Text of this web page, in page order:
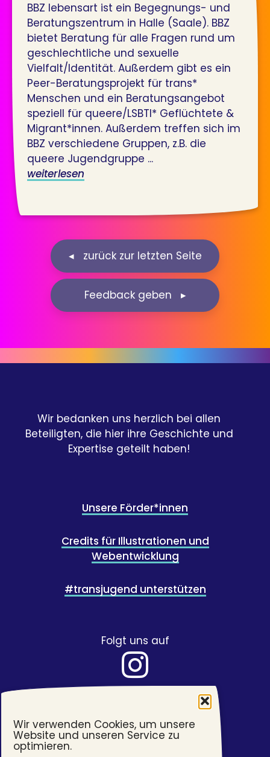
Wir verwenden Cookies, um unsere
Website und unseren Service zu
optimieren.
BBZ lebensart ist ein Begegnungs- und
Beratungszentrum in Halle (Saale). BBZ
bietet Beratung für alle Fragen rund um
geschlechtliche und sexuelle
Vielfalt/Identität. Außerdem gibt es ein
Peer-Beratungsprojekt für trans*
Menschen und ein Beratungsangebot
speziell für queere/LSBTI* Geflüchtete &
Migrant*innen. Außerdem treffen sich im
BBZ verschiedene Gruppen, z.B. die
queere Jugendgruppe ...
weiterlesen
Feedback geben ▸
Wir bedanken uns herzlich bei allen
Beteiligten, die hier ihre Geschichte und
Expertise geteilt haben!
Unsere Förder*innen
Credits für Illustrationen und
Webentwicklung
#transjugend unterstützen
Folgt uns auf